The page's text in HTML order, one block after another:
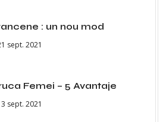
: un nou mod
sept. 2021
Femei – 5 Avantaje
sept. 2021